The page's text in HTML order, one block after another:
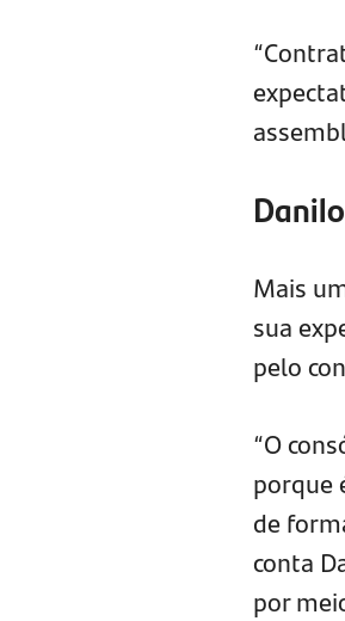
Danilo
Mais
sua
pelo
“O
porque
de
conta
por